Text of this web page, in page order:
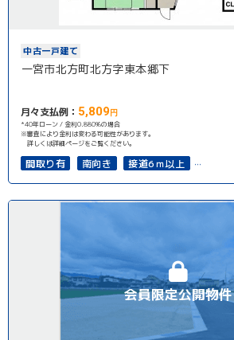
中古一戸建て
一宮市北方町北方字東本郷下
月々支払例： 5,809円
*40年ローン / 金利0.880%の場合
※審査により金利は変わる可能性があります。
詳しくは詳細ページをご覧ください。
間取り有 南向き
接道6ｍ以上
会員限定公開物件